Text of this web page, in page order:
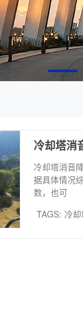
冷却塔消
冷却塔消音
据具体情况
数，也可
TAGS: 冷